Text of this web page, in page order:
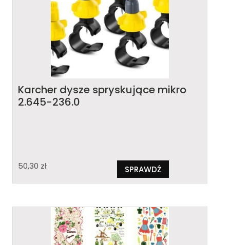
Karcher dysze spryskujące mikro
2.645-236.0
50,30 zł SPRAWDŹ